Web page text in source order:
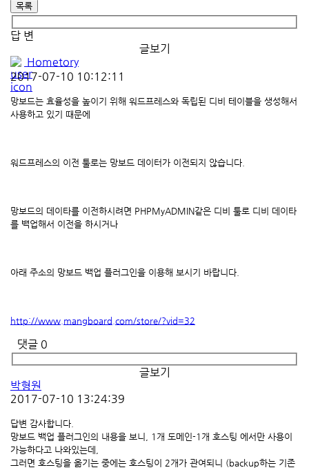
목록
답 변
글보기
Hometory
2017-07-10 10:12:11
망보드는 효율성을 높이기 위해 워드프레스와 독립된 디비 테이블을 생성해서
사용하고 있기 때문에
워드프레스의 이전 툴로는 망보드 데이터가 이전되지 않습니다.
망보드의 데이타를 이전하시려면 PHPMyADMIN같은 디비 툴로 디비 데이타
를 백업해서 이전을 하시거나
아래 주소의 망보드 백업 플러그인을 이용해 보시기 바랍니다.
http://www.mangboard.com/store/?vid=32
댓글 0
글보기
박형원
2017-07-10 13:24:39
답변 감사합니다.
망보드 백업 플러그인의 내용을 보니, 1개 도메인-1개 호스팅 에서만 사용이
가능하다고 나와있는데,
그러면 호스팅을 옮기는 중에는 호스팅이 2개가 관여되니 (backup하는 기존